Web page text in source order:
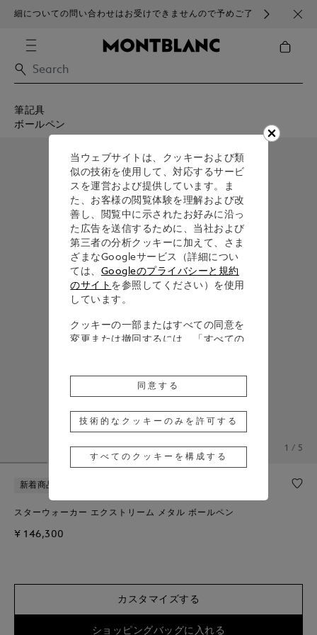
細についての問い合わせはお受けできませんので予めご了
ブラ
筆記具
ボールペン
1 / 5
新着商品
スターウォーカー エクストリーム メタル ボールペン
¥ 146,300
カスタマイズする
ショッピングバッグに入れる
当ウェブサイトは、クッキーおよび類
似の技術を使用して、対応するサービ
スを運営および提供しています。ま
た、お客様の閲覧体験を理解および改
善し、閲覧中に示されたお好みに沿っ
た広告を送信するために、当社および
第三者の分析クッキーに加えて、さま
ざまなGoogleサービス（詳細につい
ては、 Googleのプライバシーと規約
のサイト を参照してください）を使用
しています。
クッキーの一部またはすべての同意を
変更または撤回するには、「すべての
をご覧ください。
のクッキーの使用に同意したことにな
「技術的なクッキーのみを許可する」
同意する
技術的なクッキーのみを許可する
すべてのクッキーを構成する